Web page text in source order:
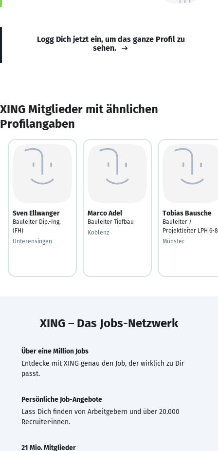
Logg Dich jetzt ein, um das ganze Profil zu
sehen.
XING Mitglieder mit ähnlichen
Profilangaben
Sven Ellwanger
Bauleiter Dip.-Ing.
(FH)
Unterensingen
Marco Adel
Bauleiter Tiefbau
Koblenz
Tobias Bausche
Bauleiter /
Projektleiter LPH 6-8
Münster
XING – Das Jobs-Netzwerk
Über eine Million Jobs
Entdecke mit XING genau den Job, der wirklich zu Dir
passt.
Persönliche Job-Angebote
Lass Dich finden von Arbeitgebern und über 20.000
Recruiter·innen.
21 Mio. Mitglieder